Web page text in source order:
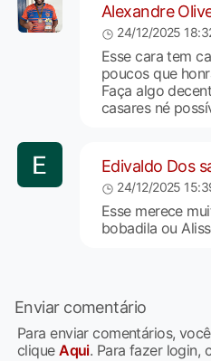
Alexandre
24/12/2025
Esse cara tem
poucos que
Faça algo
casares né
Edivaldo Dos
24/12/2025
Esse merece
bobadila ou
Enviar comentário
Para enviar comentários,
cliqueAqui. Para fazer login,